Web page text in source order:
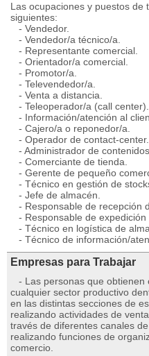
Las ocupaciones y puestos de
siguientes:
- Vendedor.
- Vendedor/a técnico/a.
- Representante comercial.
- Orientador/a comercial.
- Promotor/a.
- Televendedor/a.
- Venta a distancia.
- Teleoperador/a (call center).
- Información/atención al
- Cajero/a o reponedor/a.
- Operador de contact-center.
- Administrador de contenidos
- Comerciante de tienda.
- Gerente de pequeño
- Técnico en gestión de
- Jefe de almacén.
- Responsable de recepción
- Responsable de expedición
- Técnico en logística de
- Técnico de información/
Empresas para Trabajar
- Las personas que obtienen
cualquier sector productivo
en las distintas secciones de
realizando actividades de
través de diferentes canales
realizando funciones de
comercio.